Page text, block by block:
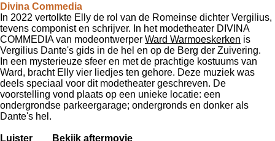
Divina Commedia
In 2022 vertolkte Elly de rol van de Romeinse dichter Vergilius,
tevens componist en schrijver. In het modetheater DIVINA
COMMEDIA van modeontwerper Ward Warmoeskerken is
Vergilius Dante's gids in de hel en op de Berg der Zuivering.
In een mysterieuze sfeer en met de prachtige kostuums van
Ward, bracht Elly vier liedjes ten gehore. Deze muziek was
deels speciaal voor dit modetheater geschreven. De
voorstelling vond plaats op een unieke locatie: een
ondergrondse parkeergarage; ondergronds en donker als
Dante's hel.
Luister Bekijk aftermovie